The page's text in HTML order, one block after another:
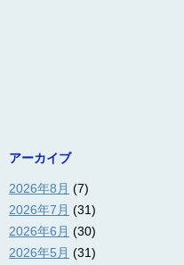
アーカイブ
2026年8月 (7)
2026年7月 (31)
2026年6月 (30)
2026年5月 (31)